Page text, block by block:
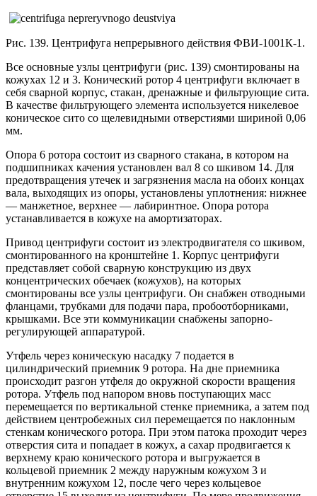
Рис. 139. Центрифуга непрерывного действия ФВИ-1001К-1.
Все основные узлы центрифуги (рис. 139) смонтированы на
кожухах 12 и 3. Конический ротор 4 центрифуги включает в
себя сварной корпус, стакан, дренажные и фильтрующие сита.
В качестве фильтрующего элемента используется никелевое
коническое сито со щелевидными отверстиями шириной 0,06
мм.
Опора 6 ротора состоит из сварного стакана, в котором на
подшипниках качения установлен вал 8 со шкивом 14. Для
предотвращения утечек и загрязнения масла на обоих концах
вала, выходящих из опоры, установлены уплотнения: нижнее
— манжетное, верхнее — лабиринтное. Опора ротора
устанавливается в кожухе на амортизаторах.
Привод центрифуги состоит из электродвигателя со шкивом,
смонтированного на кронштейне 1. Корпус центрифуги
представляет собой сварную конструкцию из двух
концентрических обечаек (кожухов), на которых
смонтированы все узлы центрифуги. Он снабжен отводными
фланцами, трубками для подачи пара, пробоотборниками,
крышками. Все эти коммуникации снабжены запорно-
регулирующей аппаратурой.
Утфель через коническую насадку 7 подается в
цилиндрический приемник 9 ротора. На дне приемника
происходит разгон утфеля до окружной скорости вращения
ротора. Утфель под напором вновь поступающих масс
перемещается по вертикальной стенке приемника, а затем под
действием центробежных сил перемещается по наклонным
стенкам конического ротора. При этом патока проходит через
отверстия сита и попадает в кожух, а сахар продвигается к
верхнему краю конического ротора и выгружается в
кольцевой приемник 2 между наружным кожухом 3 и
внутренним кожухом 12, после чего через кольцевое